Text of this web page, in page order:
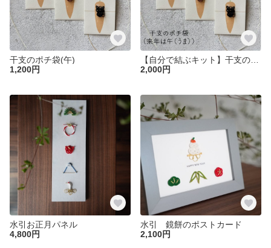
干支のポチ袋(午)
1,200円
2,000円
水引お正月パネル
4,800円
水引 鏡餅のポストカード
2,100円